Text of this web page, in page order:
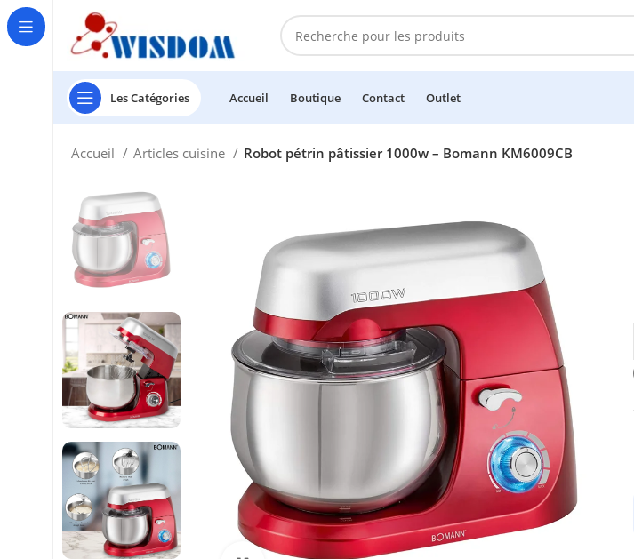
Les Catégories Accueil Boutique Contact Outlet
Accueil Articles cuisine Robot pétrin pâtissier 1000w – Bomann KM6009CB